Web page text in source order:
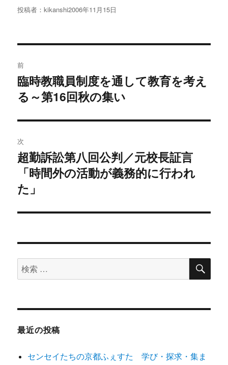
投稿者：kikanshi投
2006年11月15日
稿
ナ
ビ
ゲ
ー
シ
前
過
去
投
稿:
臨時教職員制度を通して教育を考え
る～第16回秋の集い
次
次
の
投
超勤訴訟第八回公判／元校長証言
「時間外の活動が義務的に行われ
た」
検
索
象:
検
最近の投稿
センセイたちの京都ふぇすた 学び・探求・集ま